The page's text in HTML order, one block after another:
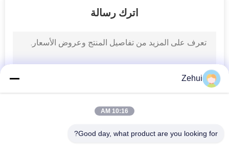
اترك رسالة
Zehui
10:16 AM
Good day, what product are you looking for?